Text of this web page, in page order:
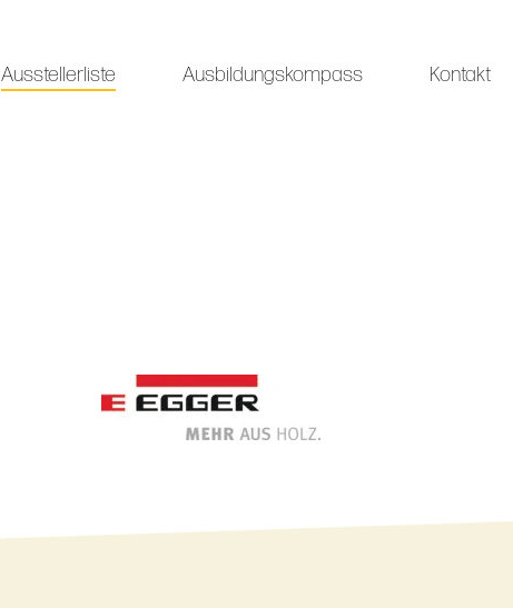
Ausstellerliste Ausbildungskompass Kontakt